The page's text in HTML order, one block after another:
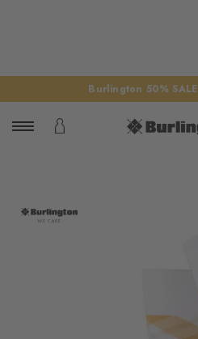
Burlington 50% SALE